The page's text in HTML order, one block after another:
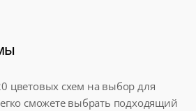
цветовых схем на выбор для
сможете выбрать подходящий